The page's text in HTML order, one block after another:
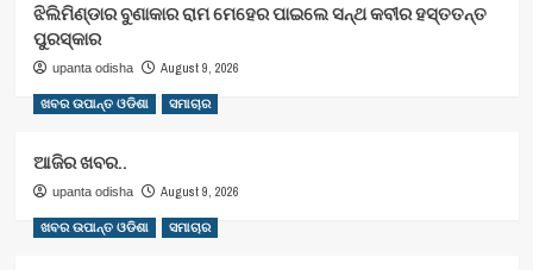
ଝିଲିମିଣ୍ଡାର ବୁଣାକାର ରାମ ମେହେର ପାଇଲେ ସନ୍ଥ କବୀର ହସ୍ତତନ୍ତ
ପୁରସ୍କାର
upanta odisha August 9, 2026
ଖବର ଉପାନ୍ତ ଓଡିଶା ସମାଚାର
ଆଜିର ଖବର..
upanta odisha August 9, 2026
ଖବର ଉପାନ୍ତ ଓଡିଶା ସମାଚାର